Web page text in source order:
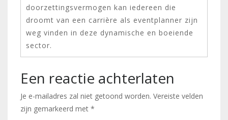
doorzettingsvermogen kan iedereen die
droomt van een carrière als eventplanner zijn
weg vinden in deze dynamische en boeiende
sector.
Een reactie achterlaten
Je e-mailadres zal niet getoond worden. Vereiste velden
zijn gemarkeerd met *